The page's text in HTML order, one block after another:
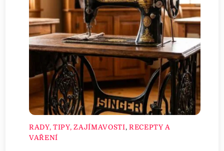
RADY, TIPY, ZAJÍMAVOSTI, RECEPTY A
VAŘENÍ